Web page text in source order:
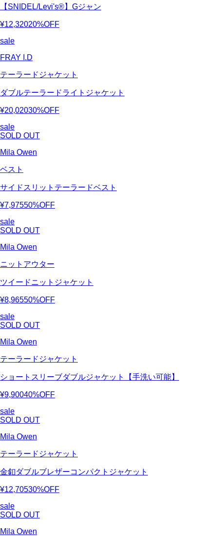
【SNIDEL/Levi's®】Gジャン
¥12,32020%OFF
sale
FRAY I.D
テーラードジャケット
ダブルテーラードライトジャケット
¥20,02030%OFF
sale
SOLD OUT
Mila Owen
ベスト
サイドスリットテーラードベスト
¥7,97550%OFF
sale
SOLD OUT
Mila Owen
ニットアウター
ツイードニットジャケット
¥8,96550%OFF
sale
SOLD OUT
Mila Owen
テーラードジャケット
ショートスリーブダブルジャケット【手洗い可能】
¥9,90040%OFF
sale
SOLD OUT
Mila Owen
テーラードジャケット
金釦ダブルブレザーコンパクトジャケット
¥12,70530%OFF
sale
SOLD OUT
Mila Owen